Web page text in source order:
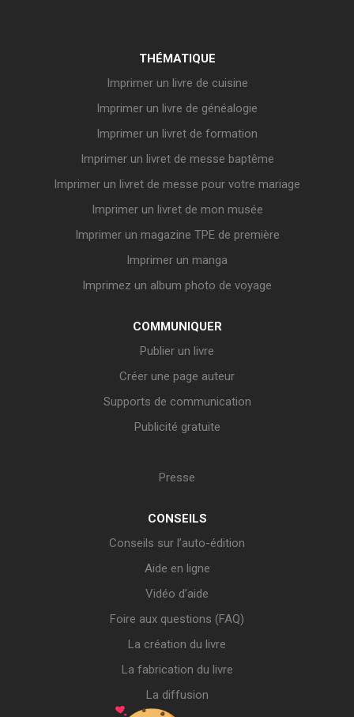
THÉMATIQUE
Imprimer un livre de cuisine
Imprimer un livre de généalogie
Imprimer un livret de formation
Imprimer un livret de messe baptême
Imprimer un livret de messe pour votre mariage
Imprimer un livret de mon musée
Imprimer un magazine TPE de première
Imprimer un manga
Imprimez un album photo de voyage
COMMUNIQUER
Publier un livre
Créer une page auteur
Supports de communication
Publicité gratuite
Presse
CONSEILS
Conseils sur l’auto-édition
Aide en ligne
Vidéo d’aide
Foire aux questions (FAQ)
La création du livre
La fabrication du livre
La diffusion